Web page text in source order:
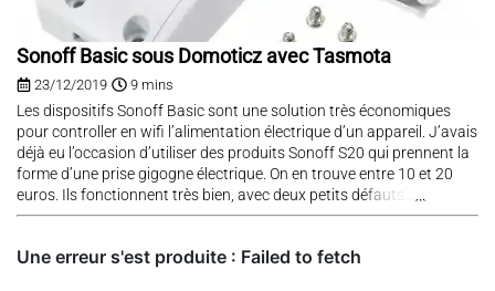
Sonoff Basic sous Domoticz avec Tasmota
23/12/2019 9 mins
Les dispositifs Sonoff Basic sont une solution très économiques
pour controller en wifi l’alimentation électrique d’un appareil. J’avais
déjà eu l’occasion d’utiliser des produits Sonoff S20 qui prennent la
forme d’une prise gigogne électrique. On en trouve entre 10 et 20
euros. Ils fonctionnent très bien, avec deux petits défauts...